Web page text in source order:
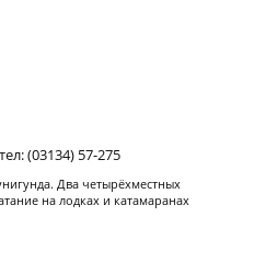
(03134) 57-275
Два четырёхместных
на лодках и катамаранах